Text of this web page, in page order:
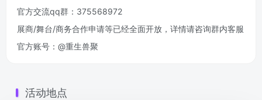
官方交流qq群：375568972
展商/舞台/商务合作申请等已经全面开放，详情请咨询群内客服
官方账号：@重生兽聚
活动地点